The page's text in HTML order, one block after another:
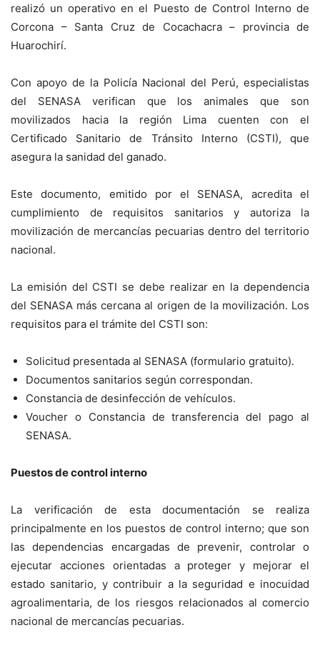
realizó un operativo en el Puesto de Control Interno de
Corcona – Santa Cruz de Cocachacra – provincia de
Huarochirí.
Con apoyo de la Policía Nacional del Perú, especialistas
del SENASA verifican que los animales que son
movilizados hacia la región Lima cuenten con el
Certificado Sanitario de Tránsito Interno (CSTI), que
asegura la sanidad del ganado.
Este documento, emitido por el SENASA, acredita el
cumplimiento de requisitos sanitarios y autoriza la
movilización de mercancías pecuarias dentro del territorio
nacional.
La emisión del CSTI se debe realizar en la dependencia
del SENASA más cercana al origen de la movilización. Los
requisitos para el trámite del CSTI son:
Solicitud presentada al SENASA (formulario gratuito).
Documentos sanitarios según correspondan.
Constancia de desinfección de vehículos.
Voucher o Constancia de transferencia del pago al
SENASA.
Puestos de control interno
La verificación de esta documentación se realiza
principalmente en los puestos de control interno; que son
las dependencias encargadas de prevenir, controlar o
ejecutar acciones orientadas a proteger y mejorar el
estado sanitario, y contribuir a la seguridad e inocuidad
agroalimentaria, de los riesgos relacionados al comercio
nacional de mercancías pecuarias.